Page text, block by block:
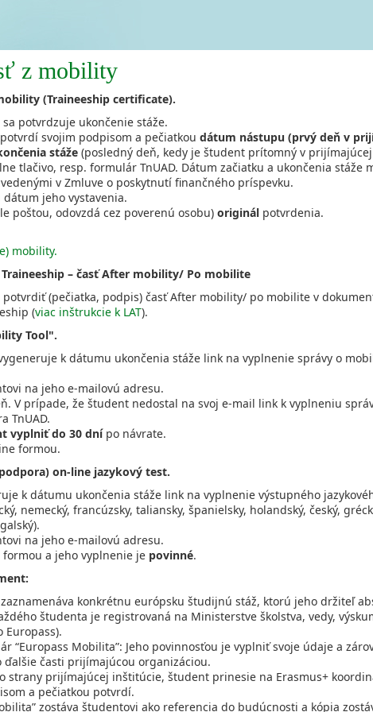
z mobility
(Traineeship certificate).
potvrdzuje ukončenie stáže.
svojim podpisom a pečiatkoudátum nástupu (prvý deň v
stáže (posledný deň, kedy je študent prítomný v
tlačivo, resp. formulár TnUAD. Dátum začiatku a ukončenia stáže
v Zmluve o poskytnutí finančného príspevku.
jeho vystavenia.
poštou, odovzdá cez poverenú osobu)originál potvrdenia.
mobility.
– časť After mobility/ Po mobilite
(pečiatka, podpis) časť After mobility/ po mobilite v
(viac inštrukcie k LAT).
Tool".
k dátumu ukončenia stáže link na vyplnenie správy o
na jeho e-mailovú adresu.
V prípade, že študent nedostal na svoj e-mail link k vyplneniu
TnUAD.
vyplniť do 30 dnípo návrate.
formou.
on-line jazykový test.
k dátumu ukončenia stáže link na vyplnenie výstupného
nemecký, francúzsky, taliansky, španielsky, holandský, český,
na jeho e-mailovú adresu.
a jeho vyplnenie je povinné.
konkrétnu európsku študijnú stáž, ktorú jeho držiteľ
študenta je registrovaná na Ministerstve školstva, vedy,
Europass).
“Europass Mobilita”: Jeho povinnosťou je vyplniť svoje údaje a
časti prijímajúcou organizáciou.
strany prijímajúcej inštitúcie, študent prinesie na Erasmus+
a pečiatkou potvrdí.
zostáva študentovi ako referencia do budúcnosti a kópia